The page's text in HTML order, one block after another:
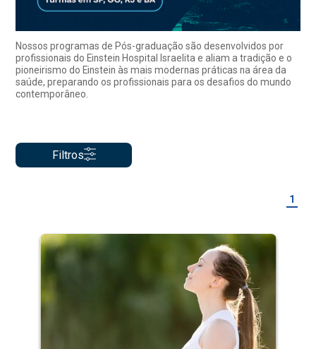
Nossos programas de Pós-graduação são desenvolvidos por
profissionais do Einstein Hospital Israelita e aliam a tradição e o
pioneirismo do Einstein às mais modernas práticas na área da
saúde, preparando os profissionais para os desafios do mundo
contemporâneo.
Filtros
1